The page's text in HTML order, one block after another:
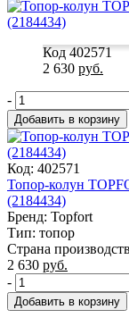
Код 402571
2 630 руб.
-
Добавить в корзину
Код: 402571
Топор-колун
(2184434)
Бренд: Topfort
Тип: топор
Страна
2 630 руб.
-
Добавить в корзину